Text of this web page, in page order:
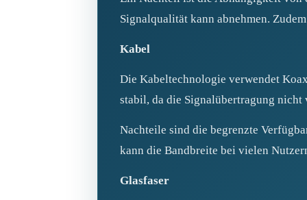
Signalqualität kann abnehmen.
Kabel
Die Kabeltechnologie verwendet
stabil, da die Signalübertragung
Nachteile sind die begrenzte
kann die Bandbreite bei vielen
Glasfaser